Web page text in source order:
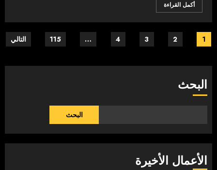
أكمل القراءة
Posts
1
2
3
4
…
115 التالي
البحث
البحث
الأعمال الأخيرة